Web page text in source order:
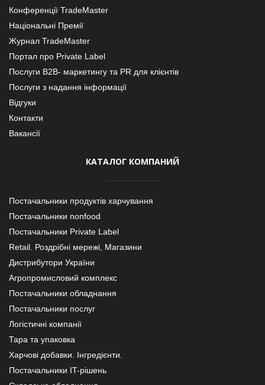
Конференції TradeMaster
Національні Премії
Журнал TradeMaster
Портал про Private Label
Послуги В2В- маркетингу та PR для клієнтів
Послуги з надання інформації
Відгуки
Контакти
Вакансії
КАТАЛОГ КОМПАНИЙ
Постачальники продуктів харчування
Постачальники nonfood
Постачальники Private Label
Retail. Роздрібні мережі, Магазини
Дистрибутори України
Агропромисловий комплекс
Постачальники обладнання
Постачальники послуг
Логістичні компанії
Тара та упаковка
Харчові добавки. Інгредієнти.
Постачальники IT-рішень